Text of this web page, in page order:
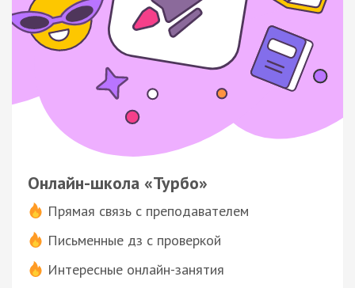
Онлайн-школа «Турбо»
Прямая связь с преподавателем
Письменные дз с проверкой
Интересные онлайн-занятия